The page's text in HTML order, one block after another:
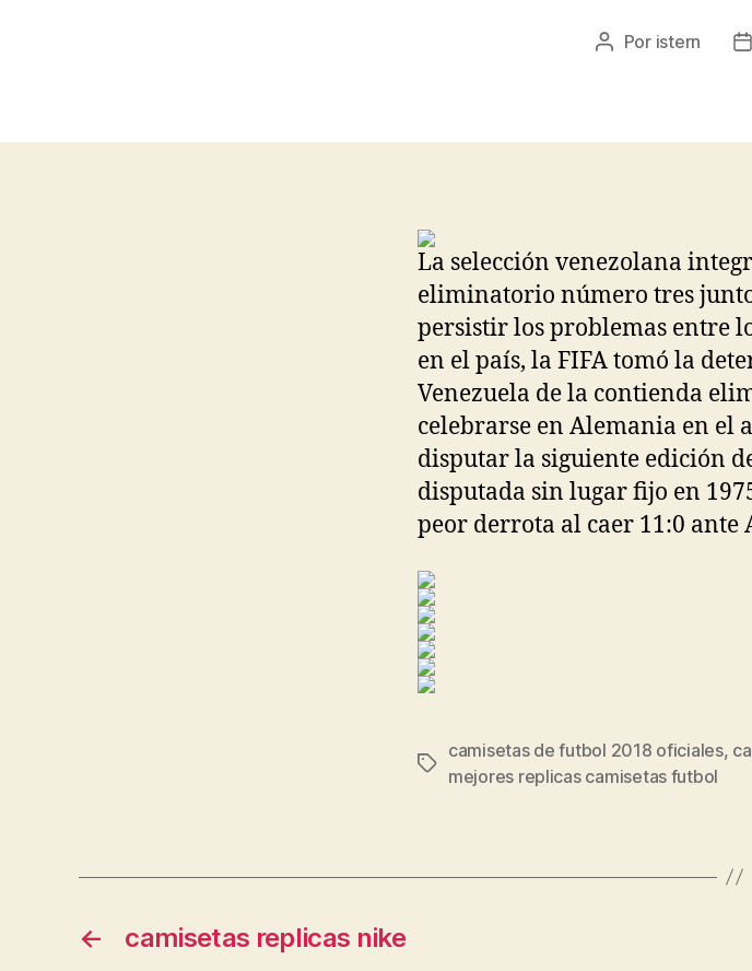
Autor
Por istern
La selección venezolana
eliminatorio número tres
persistir los problemas entre
en el país, la FIFA tomó la
Venezuela de la contienda
celebrarse en Alemania en el
disputar la siguiente edición
disputada sin lugar fijo en
peor derrota al caer 11:0 ante
Etiquetas
camisetas de futbol 2018 oficiales,
mejores replicas camisetas futbol
← camisetas replicas nike